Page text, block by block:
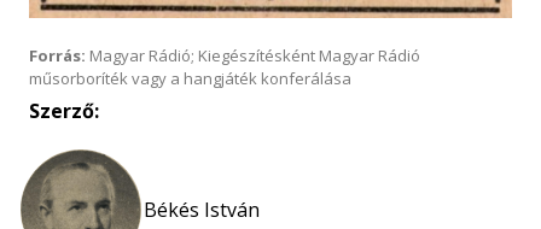
Forrás: Magyar Rádió; Kiegészítésként Magyar Rádió
műsorboríték vagy a hangjáték konferálása
Szerző:
Békés István